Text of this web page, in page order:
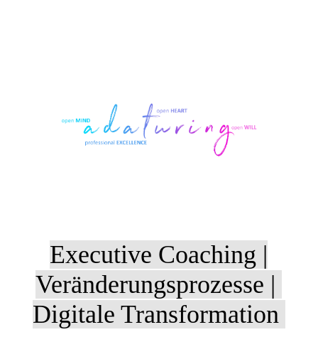
Executive Coaching |
Veränderungsprozesse |
Digitale Transformation